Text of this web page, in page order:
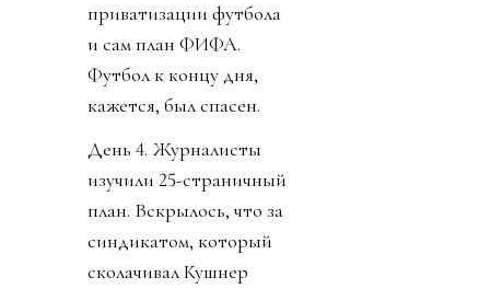
приватизации футбола
и сам план ФИФА.
Футбол к концу дня,
кажется, был спасен.
День 4. Журналисты
изучили 25-страничный
план. Вскрылось, что за
синдикатом, который
сколачивал Кушнер